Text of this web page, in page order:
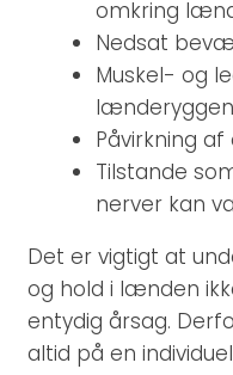
omkring
Nedsat
Muskel- og
lænderyggen
Påvirkning
Tilstande
nerver kan
Det er vigtigt at
og hold i lænden
entydig årsag.
altid på en